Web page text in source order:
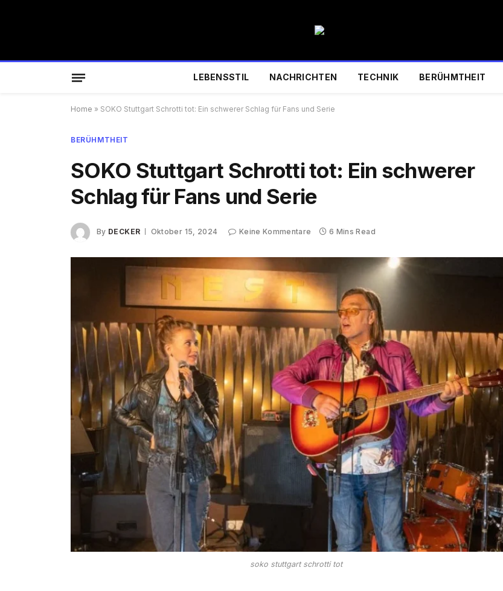
LEBENSSTIL NACHRICHTEN TECHNIK BERÜHMTHEIT
Home » SOKO Stuttgart Schrotti tot: Ein schwerer Schlag für Fans und Serie
BERÜHMTHEIT
SOKO Stuttgart Schrotti tot: Ein schwerer
Schlag für Fans und Serie
By DECKER Oktober 15, 2024 Keine Kommentare 6 Mins Read
soko stuttgart schrotti tot